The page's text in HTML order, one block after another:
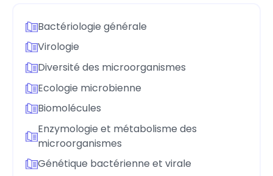
Bactériologie générale
Virologie
Diversité des microorganismes
Ecologie microbienne
Biomolécules
Enzymologie et métabolisme des
microorganismes
Génétique bactérienne et virale